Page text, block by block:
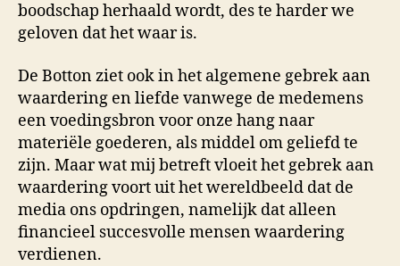
boodschap herhaald wordt, des te harder we
geloven dat het waar is.
De Botton ziet ook in het algemene gebrek aan
waardering en liefde vanwege de medemens
een voedingsbron voor onze hang naar
materiële goederen, als middel om geliefd te
zijn. Maar wat mij betreft vloeit het gebrek aan
waardering voort uit het wereldbeeld dat de
media ons opdringen, namelijk dat alleen
financieel succesvolle mensen waardering
verdienen.